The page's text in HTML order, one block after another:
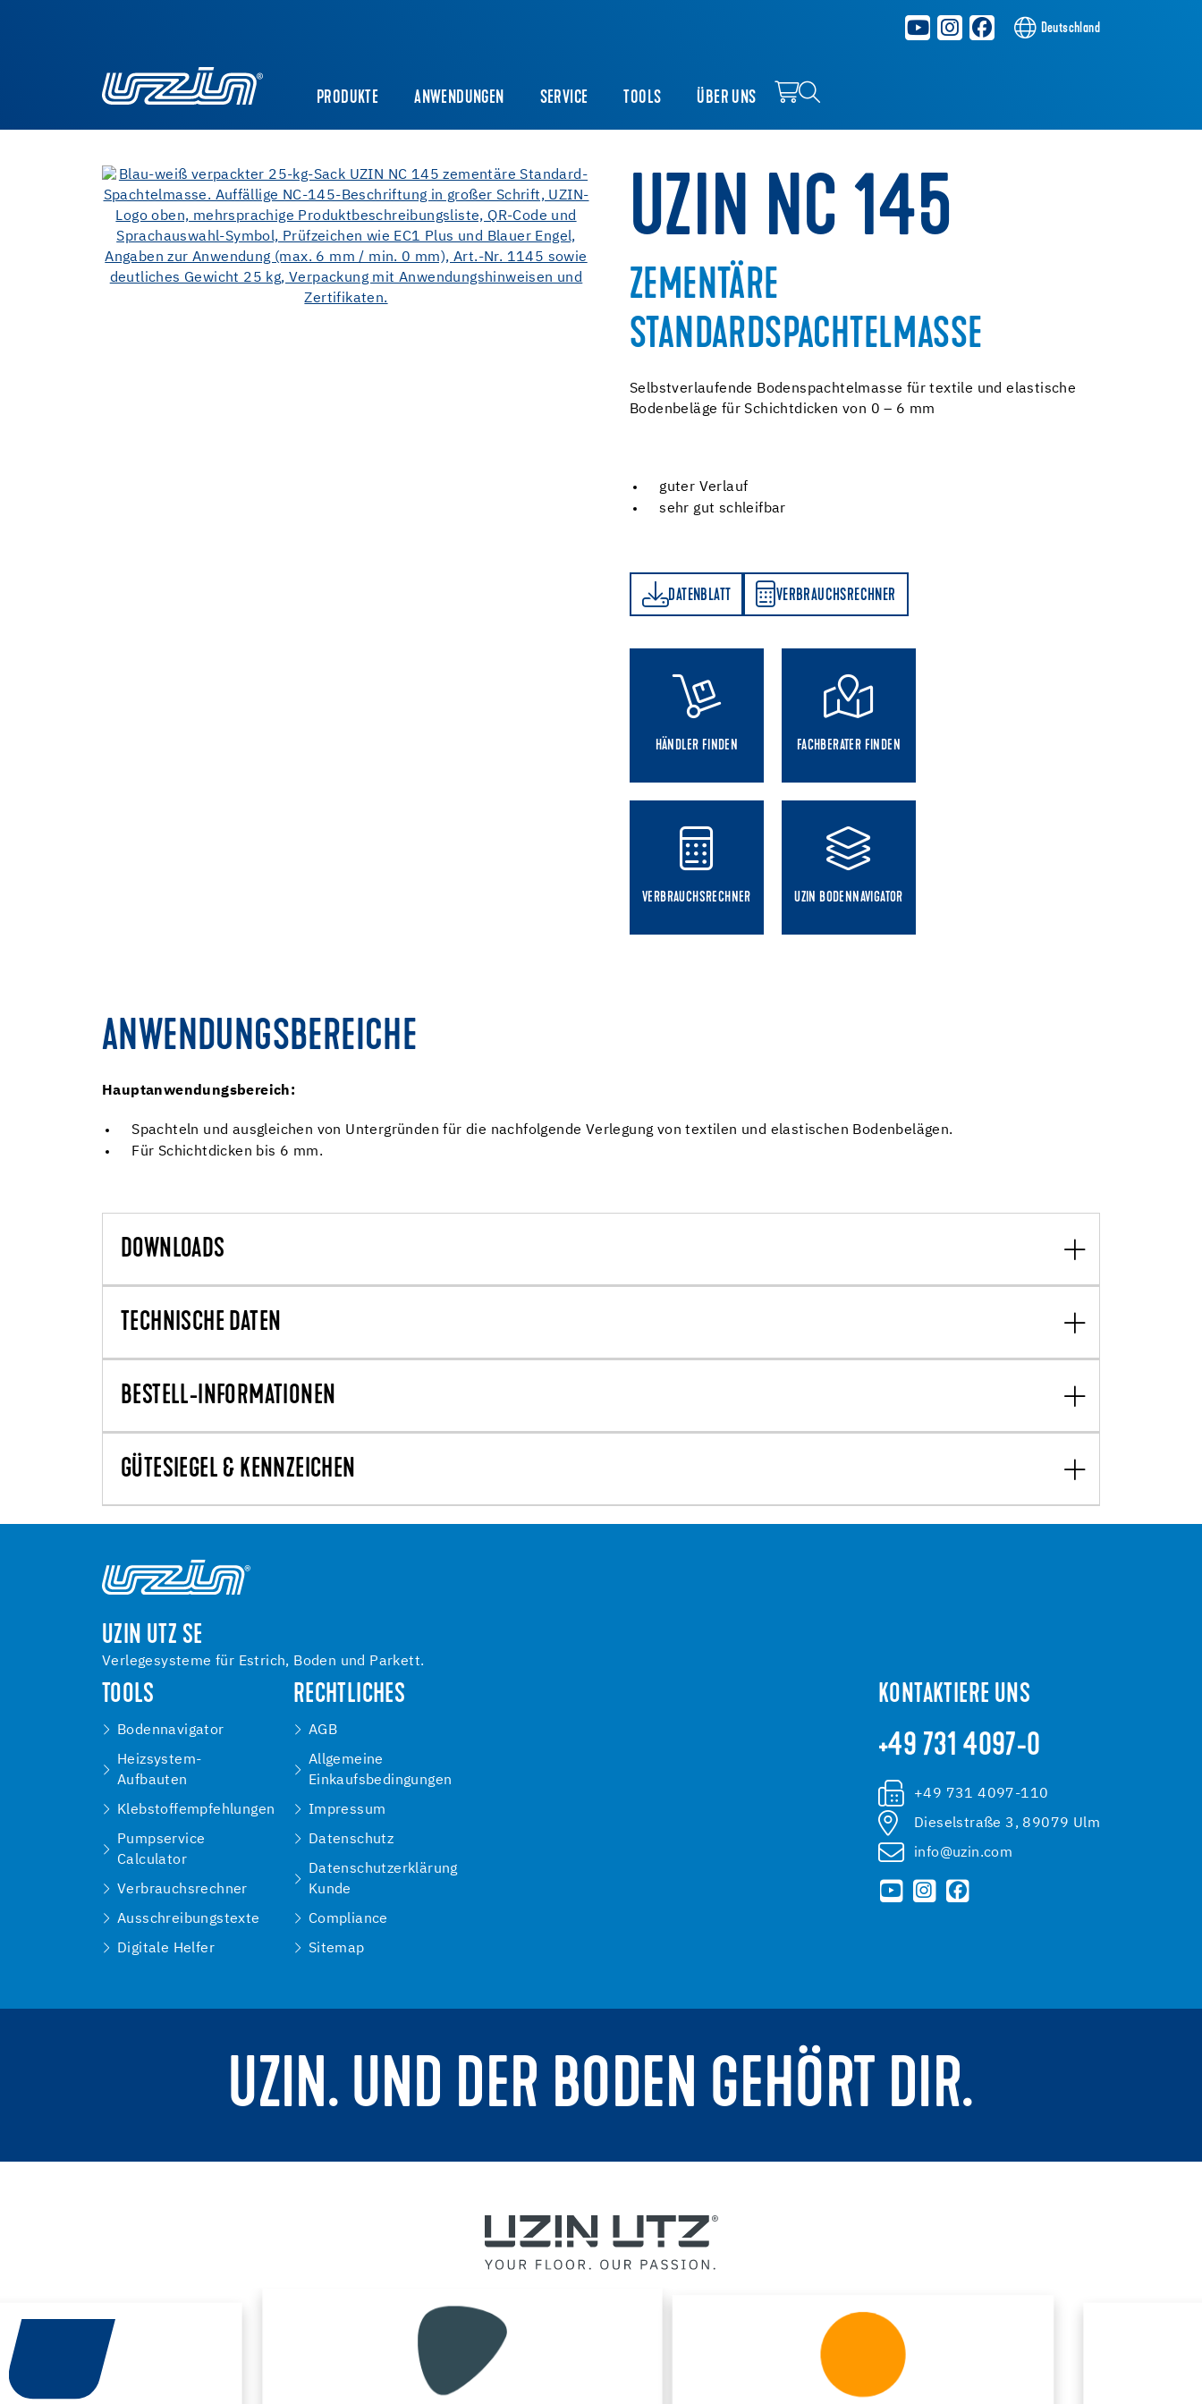
Deutschland
PRODUKTE ANWENDUNGEN SERVICE TOOLS ÜBER UNS
UZIN NC 145
ZEMENTÄRE
STANDARDSPACHTELMASSE
Selbstverlaufende Bodenspachtelmasse für textile und elastische
Bodenbeläge für Schichtdicken von 0 – 6 mm
guter Verlauf
sehr gut schleifbar
DATENBLATT VERBRAUCHSRECHNER
VERBRAUCHSRECHNER
HÄNDLER FINDEN FACHBERATER FINDEN
VERBRAUCHSRECHNER UZIN BODENNAVIGATOR
ANWENDUNGSBEREICHE
Hauptanwendungsbereich:
Spachteln und ausgleichen von Untergründen für die nachfolgende Verlegung von textilen und elastischen Bodenbelägen.
Für Schichtdicken bis 6 mm.
DOWNLOADS
TECHNISCHE DATEN
BESTELL-INFORMATIONEN
GÜTESIEGEL & KENNZEICHEN
UZIN UTZ SE
Verlegesysteme für Estrich, Boden und Parkett.
TOOLS
Bodennavigator
Heizsystem-
Aufbauten
Klebstoffempfehlungen
Pumpservice
Calculator
Verbrauchsrechner
Ausschreibungstexte
Digitale Helfer
RECHTLICHES
AGB
Allgemeine
Einkaufsbedingungen
Impressum
Datenschutz
Datenschutzerklärung
Kunde
Compliance
Sitemap
KONTAKTIERE UNS
+49 731 4097-0
+49 731 4097-110
Dieselstraße 3, 89079 Ulm
info@uzin.com
UZIN. UND DER BODEN GEHÖRT DIR.